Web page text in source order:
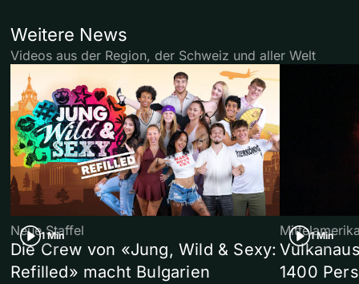
Weitere News
Videos aus der Region, der Schweiz und aller Welt
1 Min
Neue Staffel
Die Crew von «Jung, Wild & Sexy:
Refilled» macht Bulgarien
1 Min
1400